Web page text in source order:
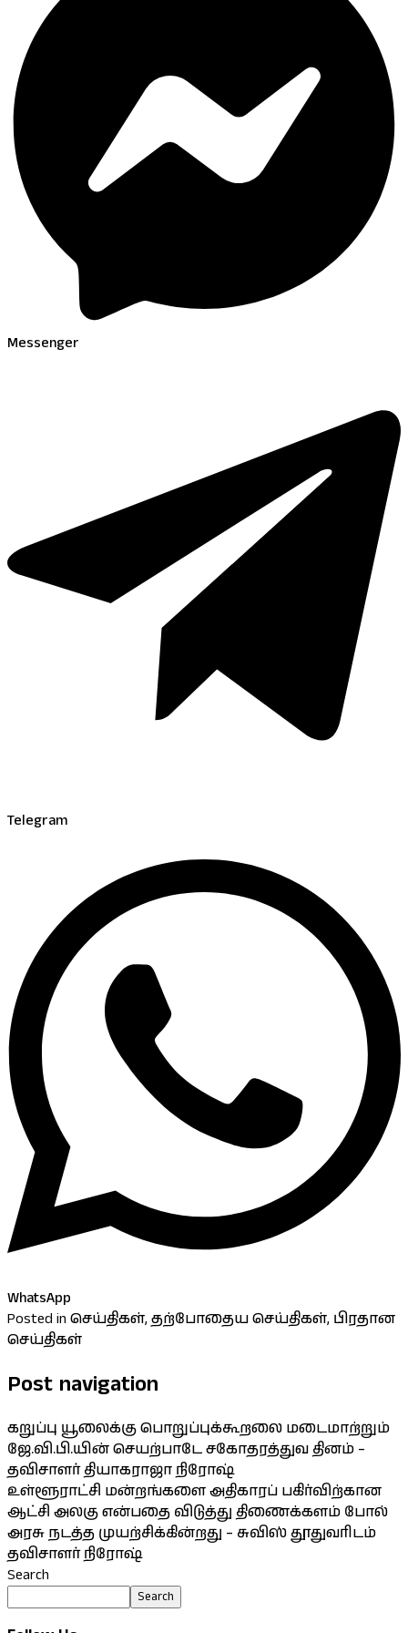
Messenger
Telegram
WhatsApp
Posted in செய்திகள், தற்போதைய செய்திகள், பிரதான
செய்திகள்
Post navigation
கறுப்பு யூலைக்கு பொறுப்புக்கூறலை மடைமாற்றும்
ஜே.வி.பி.யின் செயற்பாடே சகோதரத்துவ தினம் –
தவிசாளர் தியாகராஜா நிரோஷ்
உள்ளூராட்சி மன்றங்களை அதிகாரப் பகிர்விற்கான
ஆட்சி அலகு என்பதை விடுத்து திணைக்களம் போல்
அரசு நடத்த முயற்சிக்கின்றது – சுவிஸ் தூதுவரிடம்
தவிசாளர் நிரோஷ்
Search
Search